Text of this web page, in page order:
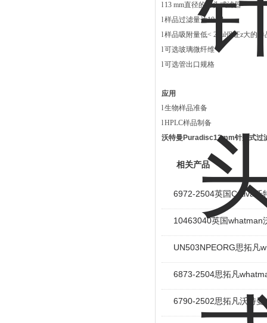
l 13 mm直径的针头式滤器
l样品过滤量达10 ml
l样品吸附量低< 25μl保证z大的样
l可选玻璃微纤维
l可选管出口规格
应用
l生物样品准备
lHPLC样品制备
沃特曼Puradisc13mm针头式过
相关产品
6972-2504英国Cytiva沃
10463040英国whatman
UN503NPEORG思拓凡
6873-2504思拓凡
6790-2502思拓凡沃特